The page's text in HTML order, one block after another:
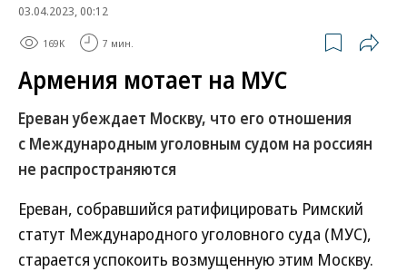
03.04.2023, 00:12
169K 7 мин.
Армения мотает на МУС
Ереван убеждает Москву, что его отношения
с Международным уголовным судом на россиян
не распространяются
Ереван, собравшийся ратифицировать Римский
статут Международного уголовного суда (МУС),
старается успокоить возмущенную этим Москву.